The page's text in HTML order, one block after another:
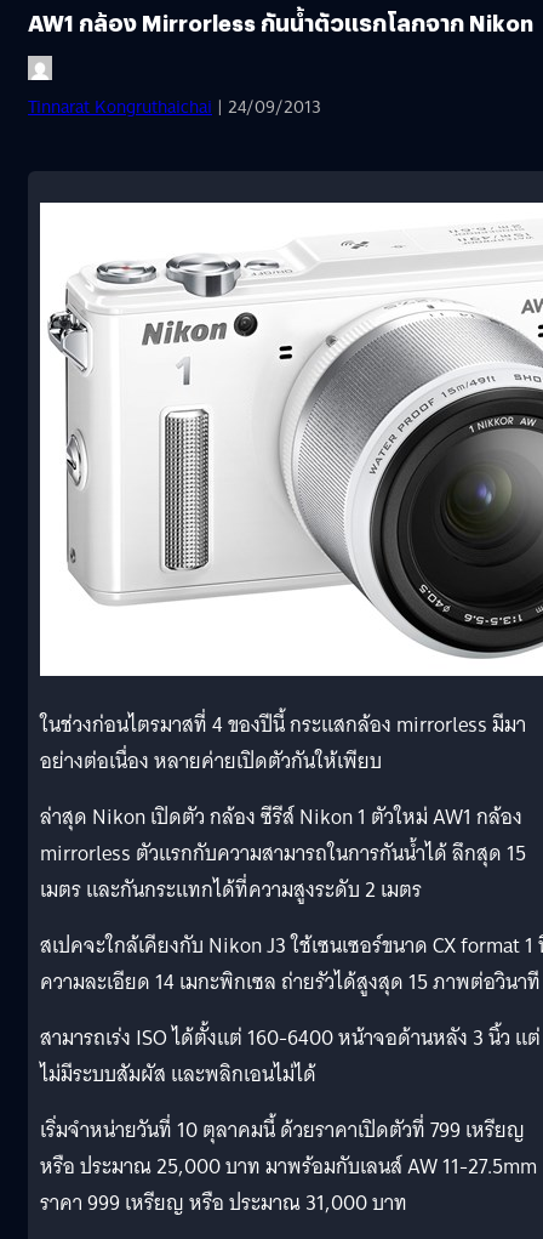
AW1 กล้อง Mirrorless กันนํ้าตัวแรกโลกจาก Nikon
Tinnarat Kongruthaichai | 24/09/2013
ในช่วงก่อนไตรมาสที่ 4 ของปีนี้ กระแสกล้อง mirrorless มีมา
อย่างต่อเนื่อง หลายค่ายเปิดตัวกันให้เพียบ
ล่าสุด Nikon เปิดตัว กล้อง ซีรีส์ Nikon 1 ตัวใหม่ AW1 กล้อง
mirrorless ตัวแรกกับความสามารถในการกันน้ำได้ ลึกสุด 15
เมตร และกันกระแทกได้ที่ความสูงระดับ 2 เมตร
สเปคจะใกล้เคียงกับ Nikon J3 ใช้เซนเซอร์ขนาด CX format 1
ความละเอียด 14 เมกะพิกเซล ถ่ายรัวได้สูงสุด 15 ภาพต่อวินาที
สามารถเร่ง ISO ได้ตั้งแต่ 160-6400 หน้าจอด้านหลัง 3 นิ้ว แต่
ไม่มีระบบสัมผัส และพลิกเอนไม่ได้
เริ่มจำหน่ายวันที่ 10 ตุลาคมนี้ ด้วยราคาเปิดตัวที่ 799 เหรียญ
หรือ ประมาณ 25,000 บาท มาพร้อมกับเลนส์ AW 11-27.5mm
ราคา 999 เหรียญ หรือ ประมาณ 31,000 บาท